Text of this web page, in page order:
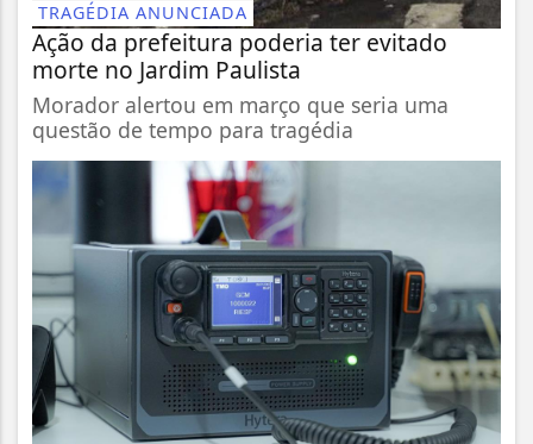
TRAGÉDIA ANUNCIADA
Ação da prefeitura poderia ter evitado
morte no Jardim Paulista
Morador alertou em março que seria uma
questão de tempo para tragédia